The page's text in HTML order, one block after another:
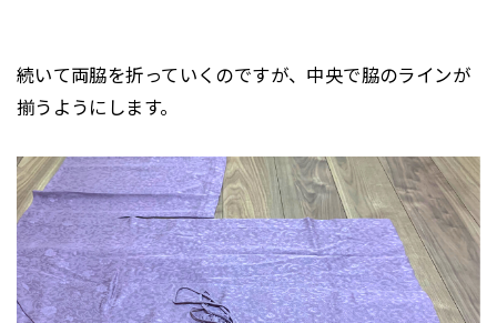
続いて両脇を折っていくのですが、中央で脇のラインが
揃うようにします。